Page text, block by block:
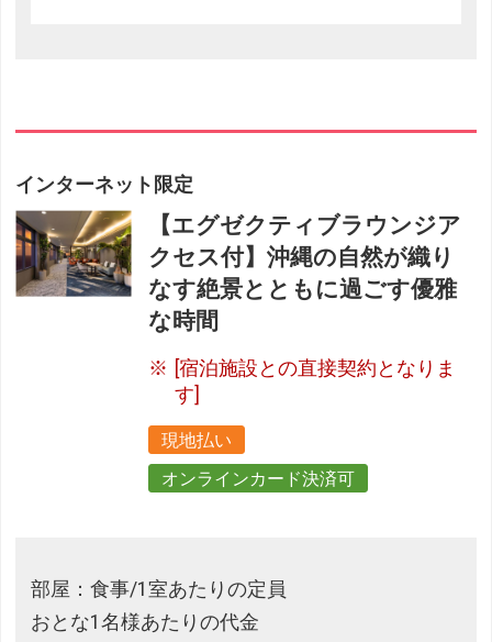
インターネット限定
【エグゼクティブラウンジア
クセス付】沖縄の自然が織り
なす絶景とともに過ごす優雅
な時間
[宿泊施設との直接契約となりま
す]
現地払い
オンラインカード決済可
部屋：食事/1室あたりの定員
おとな1名様あたりの代金